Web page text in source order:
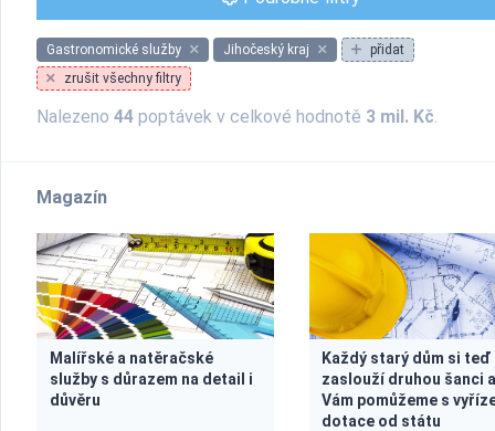
Gastronomické služby Jihočeský kraj
přidat
zrušit všechny filtry
Nalezeno 44 poptávek v celkové hodnotě 3 mil. Kč.
Magazín
Malířské a natěračské
služby s důrazem na detail i
důvěru
Každý starý dům si teď
zaslouží druhou šanci
Vám pomůžeme s
dotace od státu